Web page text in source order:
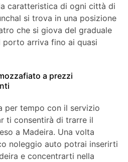
caratteristica di ogni città di
si trova in una posizione
che si giova del graduale
arriva fino ai quasi
a prezzi
per tempo con il servizio
ti consentirà di trarre il
a Madeira. Una volta
noleggio auto potrai inserirti
e concentrarti nella